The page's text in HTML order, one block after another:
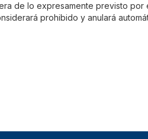
de lo expresamente previsto por
prohibido y anulará